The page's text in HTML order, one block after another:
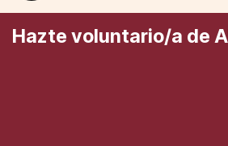
Hazte voluntario/a de